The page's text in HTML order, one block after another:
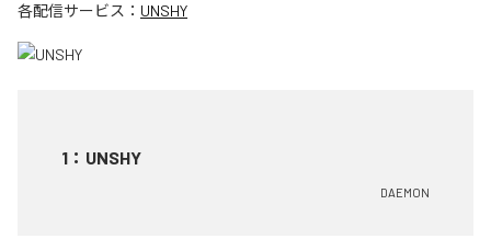
各配信サービス： UNSHY
1 ： UNSHY
DAEMON